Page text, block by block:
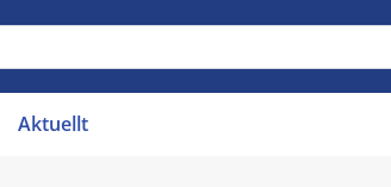
Aktuellt